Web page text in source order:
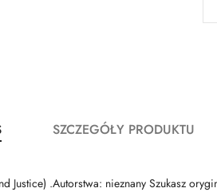
SZCZEGÓŁY PRODUKTU
Justice) .Autorstwa: nieznany Szukasz